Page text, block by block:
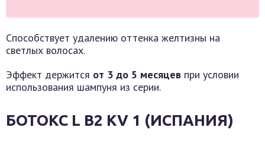
Способствует удалению оттенка желтизны на
светлых волосах.
Эффект держится от 3 до 5 месяцев при условии
использования шампуня из серии.
БОТОКС L B2 KV 1 (ИСПАНИЯ)